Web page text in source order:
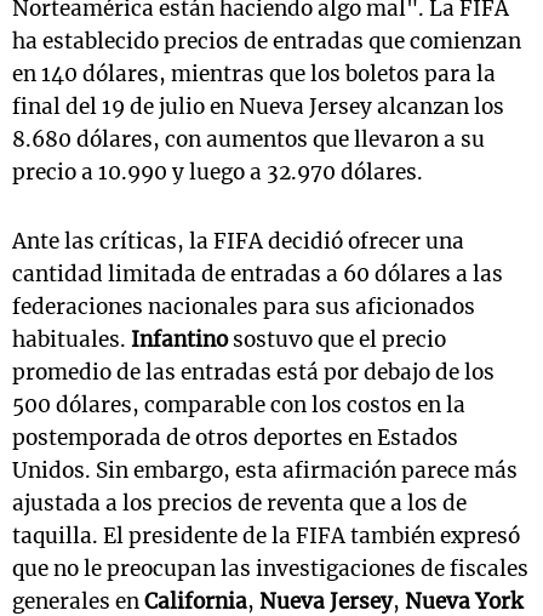
Norteamérica están haciendo algo mal". La FIFA
ha establecido precios de entradas que comienzan
en 140 dólares, mientras que los boletos para la
final del 19 de julio en Nueva Jersey alcanzan los
8.680 dólares, con aumentos que llevaron a su
precio a 10.990 y luego a 32.970 dólares.
Ante las críticas, la FIFA decidió ofrecer una
cantidad limitada de entradas a 60 dólares a las
federaciones nacionales para sus aficionados
habituales. Infantinosostuvo que el precio
promedio de las entradas está por debajo de los
500 dólares, comparable con los costos en la
postemporada de otros deportes en Estados
Unidos. Sin embargo, esta afirmación parece más
ajustada a los precios de reventa que a los de
taquilla. El presidente de la FIFA también expresó
que no le preocupan las investigaciones de fiscales
generales enCalifornia, Nueva Jersey, Nueva York